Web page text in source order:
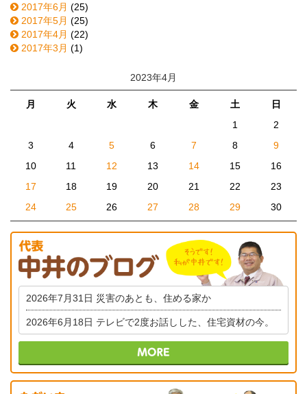
2017年6月 (25)
2017年5月 (25)
2017年4月 (22)
2017年3月 (1)
2023年4月
月 火 水 木 金 土
日
1
2
3
4 5 6 7 8
9
10
11 12 13 14 15
16
17
18 19 20 21 22
23
24
25 26 27 28 29 30
2026年7月31日 災害のあとも、住める家か
2026年6月18日 テレビで2度お話しした、住宅資材の今。